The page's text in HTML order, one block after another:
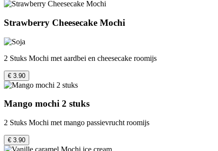
Strawberry Cheesecake Mochi
2 Stuks Mochi met aardbei en cheesecake roomijs
€ 3.90
Mango mochi 2 stuks
2 Stuks Mochi met mango passievrucht roomijs
€ 3.90